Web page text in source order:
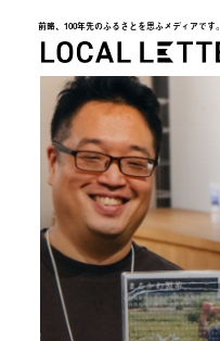
前略、100年先のふるさとを思ふメディアです。
LOCAL LETTER